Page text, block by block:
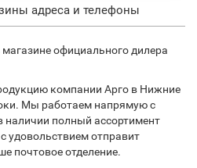
адреса и телефоны
официального дилера
компании Арго в Нижние
Мы работаем напрямую с
полный ассортимент
удовольствием отправит
почтовое отделение.